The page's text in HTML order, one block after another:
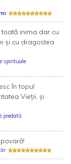
inima dar cu
și cu dragostea
spirituale
în topul
Vieții, și
predată